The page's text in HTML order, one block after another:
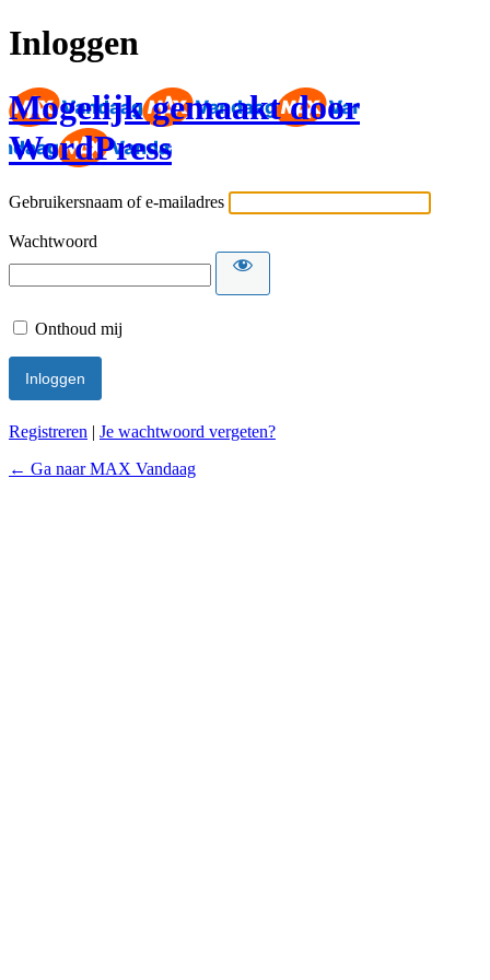
Inloggen
Mogelijk gemaakt door
WordPress
Gebruikersnaam of e-mailadres
Wachtwoord
Onthoud mij
Registreren | Je wachtwoord vergeten?
← Ga naar MAX Vandaag